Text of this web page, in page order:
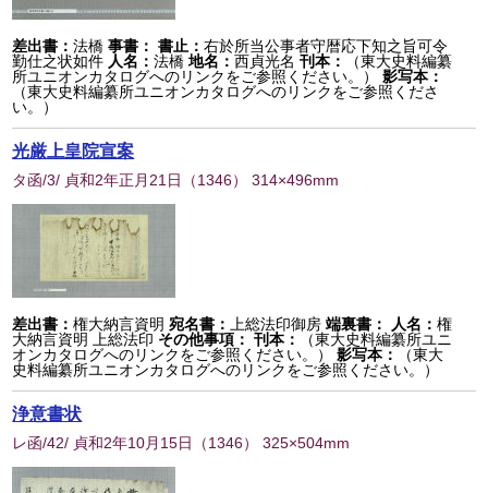
差出書：法橋 事書： 書止：右於所当公事者守暦応下知之旨可令
勤仕之状如件 人名：法橋 地名：西貞光名 刊本：
（東大史料編纂
所ユニオンカタログへのリンクをご参照ください。）
影写本：
（東大史料編纂所ユニオンカタログへのリンクをご参照くださ
い。）
光厳上皇院宣案
タ函/3/ 貞和2年正月21日 （1346） 314×496mm
差出書：権大納言資明 宛名書： 上総法印御房 端裏書： 人名：権
大納言資明 上総法印 その他事項： 刊本：
（東大史料編纂所ユニ
オンカタログへのリンクをご参照ください。）
影写本：
（東大
史料編纂所ユニオンカタログへのリンクをご参照ください。）
浄意書状
レ函/42/ 貞和2年10月15日 （1346） 325×504mm